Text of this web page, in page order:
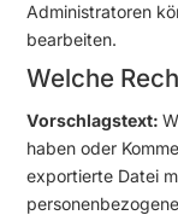
Administratoren
bearbeiten.
Welche
Vorschlagstext:
haben oder
exportierte Datei